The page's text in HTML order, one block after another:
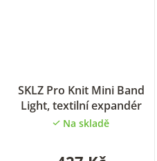
SKLZ Pro Knit Mini Band
Light, textilní expandér
Na skladě